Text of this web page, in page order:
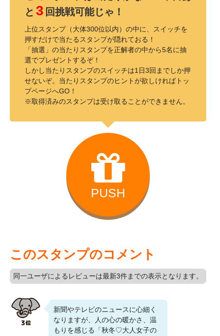
と 3 回挑戦可能じゃ！
上位スタンプ（大体300位以内）の中に、スイッチを
押すだけで当たるスタンプが隠れておる！
「抽選」の当たりスタンプを正解者の中から5名に抽
選でプレゼントするぞ！
しかし当たりスタンプのスイッチは1日3回までしか押
せないぞ。当たりスタンプのヒントが欲しければトッ
プページへGO！
※取得済みのスタンプは受け取ることができません。
PUSH
このスタンプのコメント
同一ユーザによるレビューは最新3件までの表示となります。
新聞やテレビのニュースに心細く
なりますが、人の心の暖かさ、温
もりを感じる「秋冬♡大人女子の